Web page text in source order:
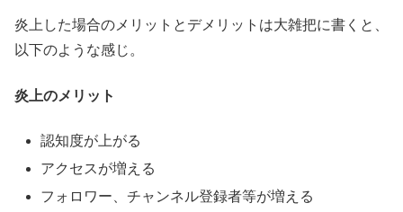
炎上した場合のメリットとデメリットは大雑把に書くと、
以下のような感じ。
炎上のメリット
認知度が上がる
アクセスが増える
フォロワー、チャンネル登録者等が増える